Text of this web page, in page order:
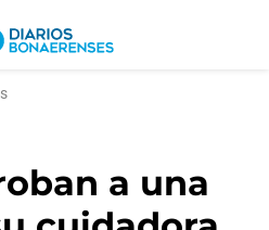
a una